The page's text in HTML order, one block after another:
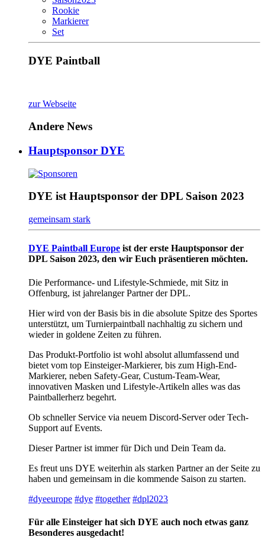
Rookie
Markierer
Set
DYE Paintball
zur Webseite
Andere News
Hauptsponsor DYE
DYE ist Hauptsponsor der DPL Saison 2023
gemeinsam stark
DYE Paintball Europe ist der erste Hauptsponsor der
DPL Saison 2023, den wir Euch präsentieren möchten.
Die Performance- und Lifestyle-Schmiede, mit Sitz in
Offenburg, ist jahrelanger Partner der DPL.
Hier wird von der Basis bis in die absolute Spitze des Sportes
unterstützt, um Turnierpaintball nachhaltig zu sichern und
wieder in goldene Zeiten zu führen.
Das Produkt-Portfolio ist wohl absolut allumfassend und
bietet vom top Einsteiger-Markierer, bis zum High-End-
Markierer, neben Safety-Gear, Custum-Team-Wear,
innovativen Masken und Lifestyle-Artikeln alles was das
Paintballerherz begehrt.
Ob schneller Service via neuem Discord-Server oder Tech-
Support auf Events.
Dieser Partner ist immer für Dich und Dein Team da.
Es freut uns DYE weiterhin als starken Partner an der Seite zu
haben und gemeinsam in die kommende Saison zu starten.
#dyeeurope #dye #together #dpl2023
Für alle Einsteiger hat sich DYE auch noch etwas ganz
Besonderes ausgedacht!